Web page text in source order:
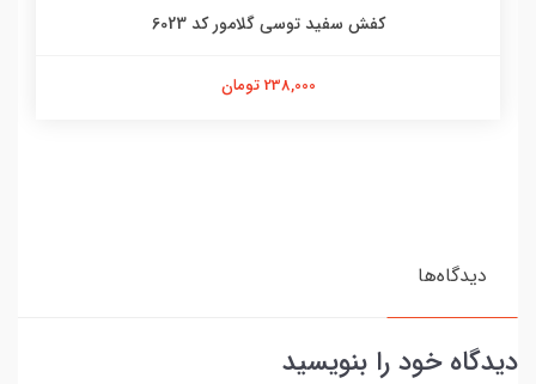
کفش سفید توسی گلامور کد 6023
238,000 تومان
دیدگاه‌ها
دیدگاه خود را بنویسید